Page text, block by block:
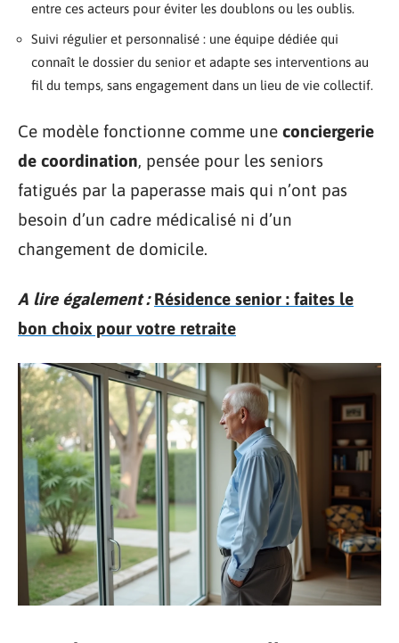
entre ces acteurs pour éviter les doublons ou les oublis.
Suivi régulier et personnalisé : une équipe dédiée qui
connaît le dossier du senior et adapte ses interventions au
fil du temps, sans engagement dans un lieu de vie collectif.
Ce modèle fonctionne comme une conciergerie
de coordination, pensée pour les seniors
fatigués par la paperasse mais qui n’ont pas
besoin d’un cadre médicalisé ni d’un
changement de domicile.
A lire également : Résidence senior : faites le
bon choix pour votre retraite